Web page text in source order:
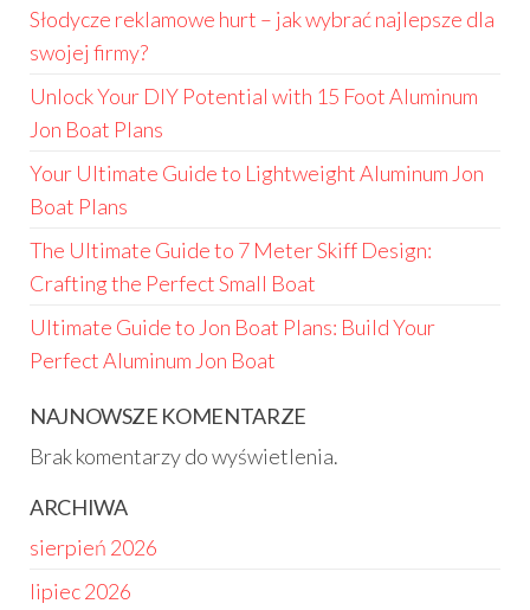
Słodycze reklamowe hurt – jak wybrać najlepsze dla
swojej firmy?
Unlock Your DIY Potential with 15 Foot Aluminum
Jon Boat Plans
Your Ultimate Guide to Lightweight Aluminum Jon
Boat Plans
The Ultimate Guide to 7 Meter Skiff Design:
Crafting the Perfect Small Boat
Ultimate Guide to Jon Boat Plans: Build Your
Perfect Aluminum Jon Boat
NAJNOWSZE KOMENTARZE
Brak komentarzy do wyświetlenia.
ARCHIWA
sierpień 2026
lipiec 2026